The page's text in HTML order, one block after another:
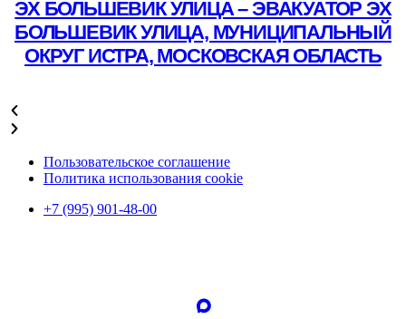
ЭХ БОЛЬШЕВИК УЛИЦА – ЭВАКУАТОР ЭХ
БОЛЬШЕВИК УЛИЦА, МУНИЦИПАЛЬНЫЙ
ОКРУГ ИСТРА, МОСКОВСКАЯ ОБЛАСТЬ
Пользовательское соглашение
Политика использования cookie
+7 (995) 901-48-00